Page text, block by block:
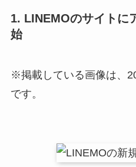
1. LINEMOのサイトに
始
※掲載している画像は、
です。